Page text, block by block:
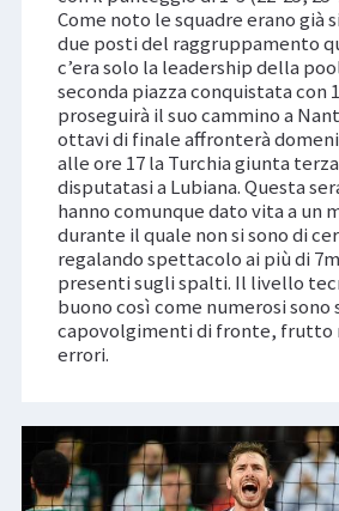
Come noto le squadre erano già
due posti del raggruppamento
c’era solo la leadership della
seconda piazza conquistata con
proseguirà il suo cammino a
ottavi di finale affronterà
alle ore 17 la Turchia giunta
disputatasi a Lubiana. Questa
hanno comunque dato vita a un
durante il quale non si sono di
regalando spettacolo ai più di
presenti sugli spalti. Il livello
buono così come numerosi sono
capovolgimenti di fronte, frutto
errori.